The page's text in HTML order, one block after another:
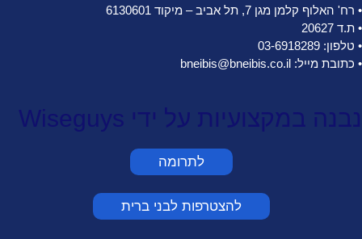
• רח' האלוף קלמן מגן 7, תל אביב – מיקוד 6130601
• ת.ד 20627
• טלפון: 03-6918289
• כתובת מייל: bneibis@bneibis.co.il
נבנה במקצועיות על ידי Wiseguys
לתרומה
להצטרפות לבני ברית